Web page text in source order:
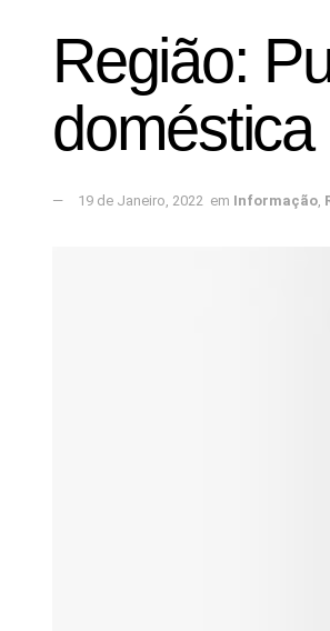
Região:
19 de Janeiro, 2022 em Informação,